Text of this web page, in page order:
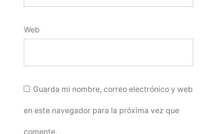
Web
Guarda mi nombre, correo electrónico y web
en este navegador para la próxima vez que
comente.